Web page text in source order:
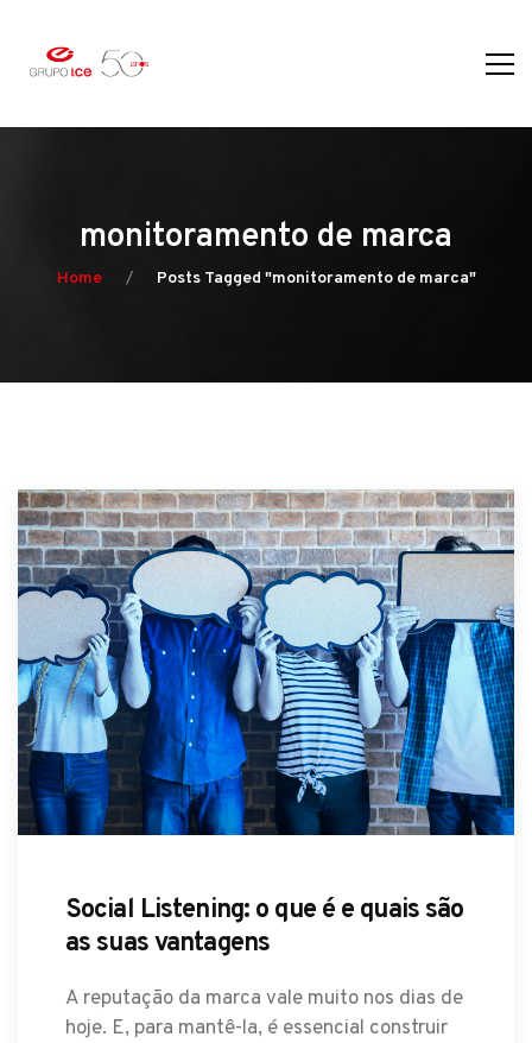
monitoramento de marca
Home Posts Tagged "monitoramento de marca"
Social Listening: o que é e quais são
as suas vantagens
A reputação da marca vale muito nos dias de
hoje. E, para mantê-la, é essencial construir